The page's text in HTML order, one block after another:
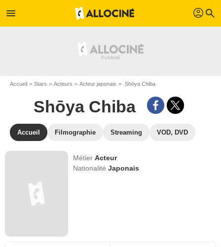
menu profil search
Accueil Stars Acteurs Acteur japonais Shōya Chiba
Shōya Chiba
Accueil Filmographie Streaming VOD, DVD
MétierActeur
NationalitéJaponais